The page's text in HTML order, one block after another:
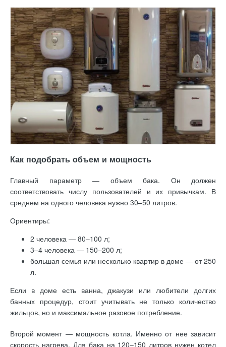
Как подобрать объем и мощность
Главный параметр — объем бака. Он должен
соответствовать числу пользователей и их привычкам. В
среднем на одного человека нужно 30–50 литров.
Ориентиры:
2 человека — 80–100 л;
3–4 человека — 150–200 л;
большая семья или несколько квартир в доме — от 250
л.
Если в доме есть ванна, джакузи или любители долгих
банных процедур, стоит учитывать не только количество
жильцов, но и максимальное разовое потребление.
Второй момент — мощность котла. Именно от нее зависит
скорость нагрева. Для бака на 120–150 литров нужен котел